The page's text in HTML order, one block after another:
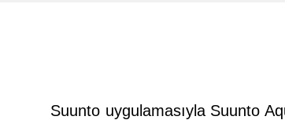
Suunto uygulamasıyla Suunto